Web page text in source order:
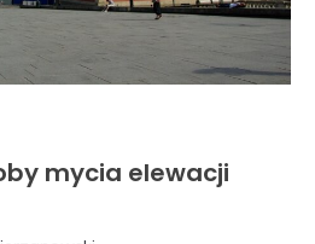
mycia elewacji